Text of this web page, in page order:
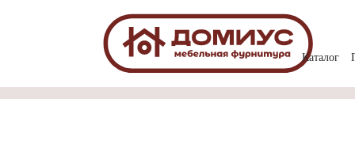
Каталог